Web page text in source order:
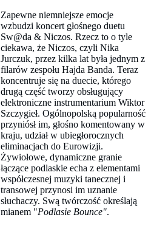
Zapewne niemniejsze emocje
wzbudzi koncert głośnego duetu
Sw@da & Niczos. Rzecz to o tyle
ciekawa, że Niczos, czyli Nika
Jurczuk, przez kilka lat była jednym z
filarów zespołu Hajda Banda. Teraz
koncentruje się na duecie, którego
drugą część tworzy obsługujący
elektroniczne instrumentarium Wiktor
Szczygieł. Ogólnopolską popularność
przyniósł im, głośno komentowany w
kraju, udział w ubiegłorocznych
eliminacjach do Eurowizji.
Żywiołowe, dynamiczne granie
łączące podlaskie echa z elementami
współczesnej muzyki tanecznej i
transowej przynosi im uznanie
słuchaczy. Swą twórczość określają
mianem "Podlasie Bounce".